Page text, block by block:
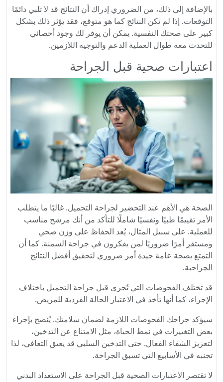
بالإضافة إلى ذلك، من الضروري إدراك أن النتائج قد لا تلبي دائمًا
التوقعات. إذا لم تكن النتائج كما هو متوقع، فقد يؤثر ذلك بشكل
كبير على صحتك النفسية. يمكن أن يوفر لك وجود أخصائي
للتحدث معه طوال العملية الدعم والتوجيه اللازمين.
اعتبارات صحية قبل الجراحة
الصحة هي الأهم عند التحضير لجراحة التجميل. غالبًا ما يتطلب
الأمر تقييمًا طبيًا ونفسيًا شاملًا للتأكد من أنك مرشح مناسب
للعملية. على سبيل المثال، يُعد الحفاظ على وزن صحي
ومستقر أمرًا ضروريًا لمن يفكرون في جراحة السمنة. كما أن
التمتع بصحة عامة جيدة أمر ضروري لتحقيق أفضل النتائج
الجراحية.
قد تختلف الفحوصات التي تُجرى قبل جراحة التجميل باختلاف
الإجراء، كما أنها تأخذ في الاعتبار الحالة الفردية للمريض.
سيؤكد جراحك الفحوصات اللازمة لضمان سلامتك. يُنصح بإجراء
بعض التغييرات في نمط الحياة، مثل الامتناع عن التدخين،
لتعزيز الشفاء الفعال. حتى التدخين السلبي قد يعيق التعافي، لذا
تجنبه في الأسابيع التي تسبق الجراحة.
لا تقتصر الاعتبارات الصحية قبل الجراحة على الاستعداد البدني